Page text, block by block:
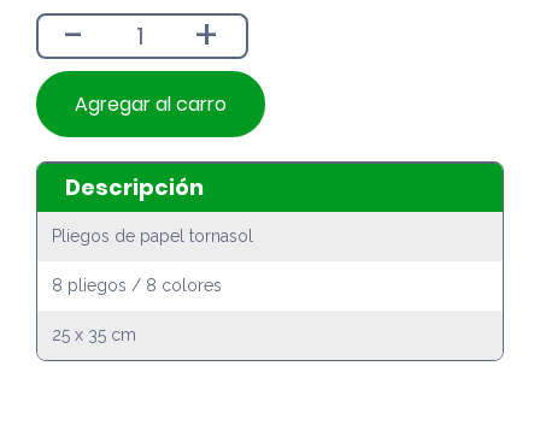
$3.190.
$2.890.
- +
Agregar al carro
Descripción
Pliegos de papel tornasol
8 pliegos / 8 colores
25 x 35 cm